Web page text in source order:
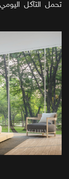
تحمل التآكل